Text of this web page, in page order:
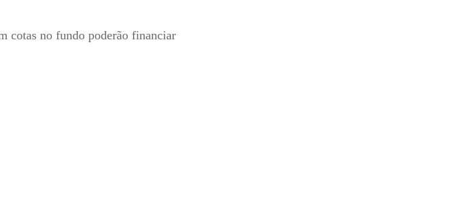
cotas no fundo poderão financiar